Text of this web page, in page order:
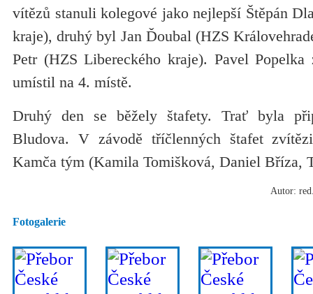
vítězů stanuli kolegové jako nejlepší Štěpán
kraje), druhý byl Jan Ďoubal (HZS
Petr (HZS Libereckého kraje). Pavel Popelka
umístil na 4. místě.
Druhý den se běžely štafety. Trať byla
Bludova. V závodě tříčlenných štafet
Kamča tým (Kamila Tomišková, Daniel Bříza,
Autor:
Fotogalerie